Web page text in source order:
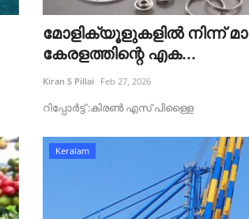
മോളിക്യൂളുകളിൽ നിന്ന്
കേരളത്തിന്റെ എക...
Kiran S Pillai Feb 27, 2026
റിപ്പോർട്ട്‌ :കിരൺ എസ് പിള്ളൈ
Keralam